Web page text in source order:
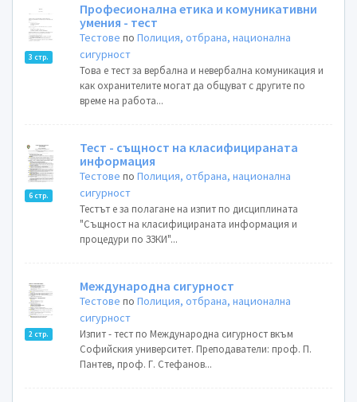
3 стр.
Професионална етика и комуникативни
умения - тест
Тестове поПолиция, отбрана, национална
сигурност
Това е тест за вербална и невербална комуникация и
как охранителите могат да общуват с другите по
време на работа...
6 стр.
Тест - същност на класифицираната
информация
Тестове поПолиция, отбрана, национална
сигурност
Тестът е за полагане на изпит по дисциплината
"Същност на класифицираната информация и
процедури по ЗЗКИ"...
2 стр.
Международна сигурност
Тестове поПолиция, отбрана, национална
сигурност
Изпит - тест по Международна сигурност вкъм
Софийския университет. Преподаватели: проф. П.
Пантев, проф. Г. Стефанов...